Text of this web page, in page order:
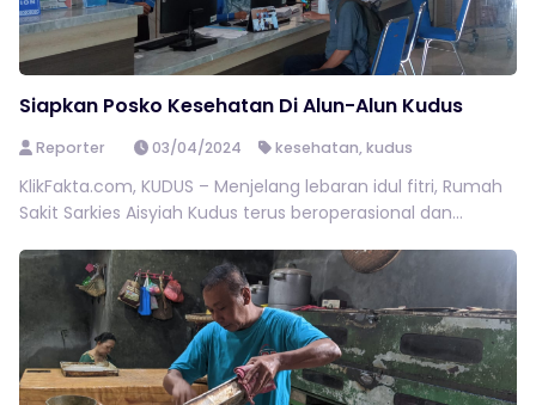
Siapkan Posko Kesehatan Di Alun-Alun Kudus
Reporter 03/04/2024 kesehatan,kudus
KlikFakta.com, KUDUS – Menjelang lebaran idul fitri, Rumah
Sakit Sarkies Aisyiah Kudus terus beroperasional dan...